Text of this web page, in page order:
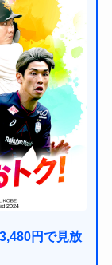
円で見放